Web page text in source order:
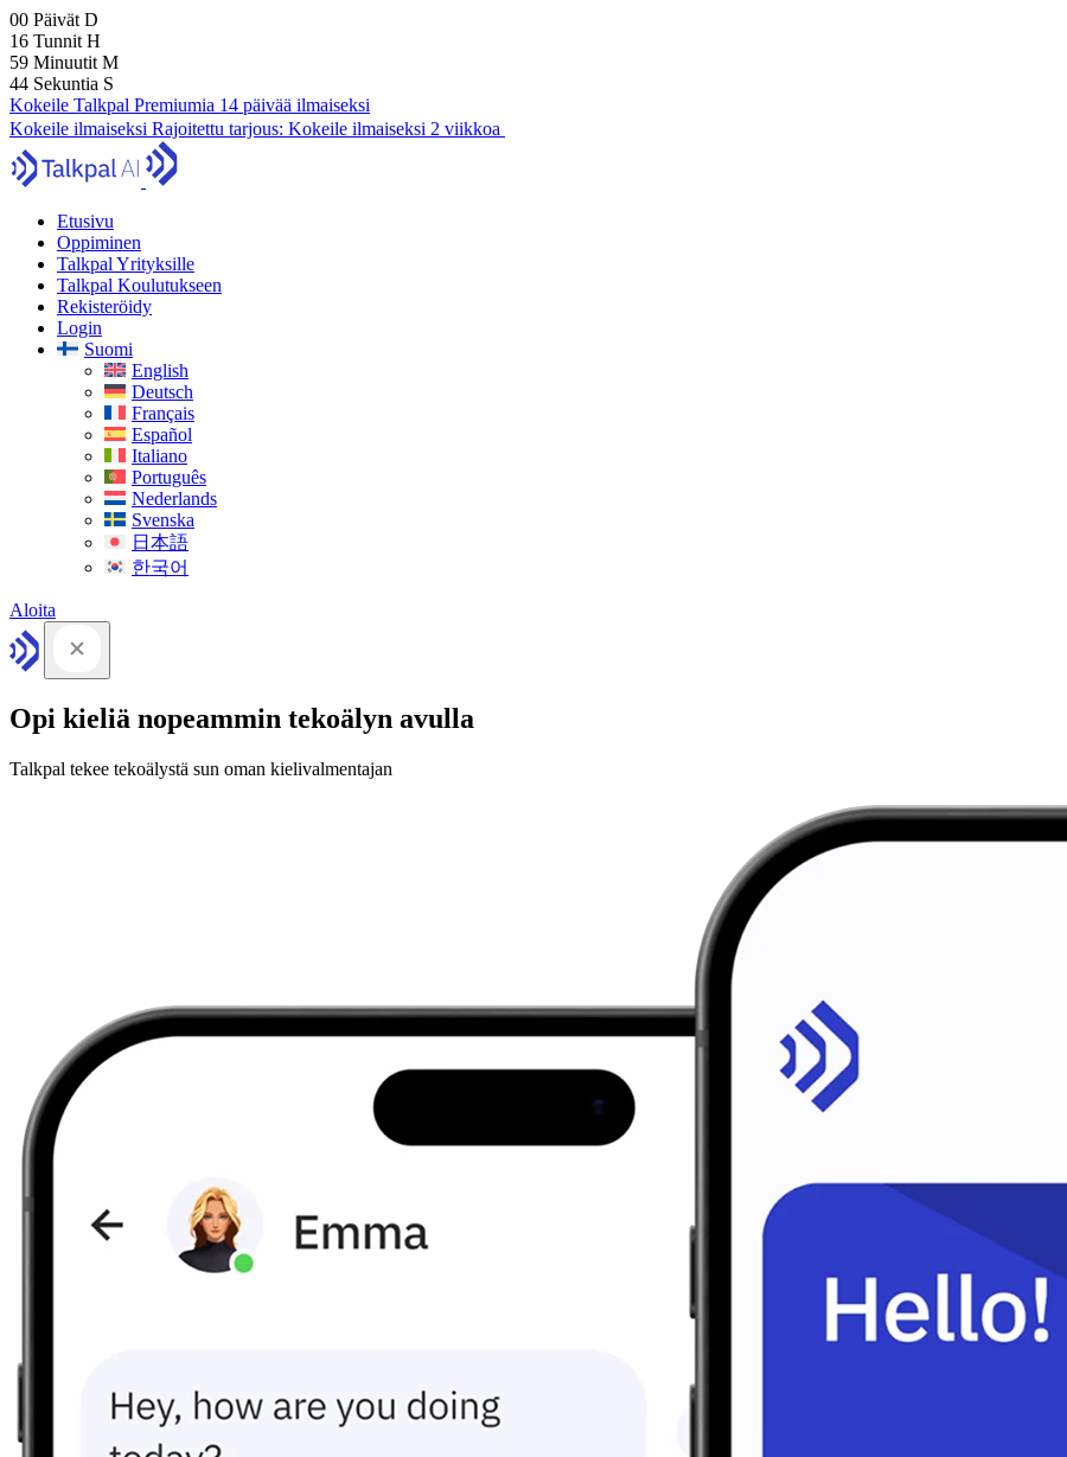
00 Päivät D
16 Tunnit H
59 Minuutit M
42 Sekuntia S
Kokeile Talkpal Premiumia 14 päivää ilmaiseksi
Kokeile ilmaiseksi Rajoitettu tarjous: Kokeile ilmaiseksi 2 viikkoa
Etusivu
Oppiminen
Talkpal Yrityksille
Talkpal Koulutukseen
Rekisteröidy
Login
Suomi
English
Deutsch
Français
Español
Italiano
Português
Nederlands
Svenska
日本語
한국어
Aloita
Opi kieliä nopeammin tekoälyn avulla
Talkpal tekee tekoälystä sun oman kielivalmentajan